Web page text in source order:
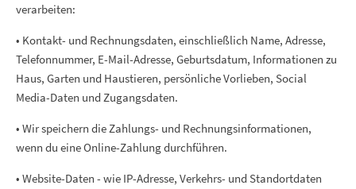
verarbeiten:
• Kontakt- und Rechnungsdaten, einschließlich Name, Adresse,
Telefonnummer, E-Mail-Adresse, Geburtsdatum, Informationen zu
Haus, Garten und Haustieren, persönliche Vorlieben, Social
Media-Daten und Zugangsdaten.
• Wir speichern die Zahlungs- und Rechnungsinformationen,
wenn du eine Online-Zahlung durchführen.
• Website-Daten - wie IP-Adresse, Verkehrs- und Standortdaten